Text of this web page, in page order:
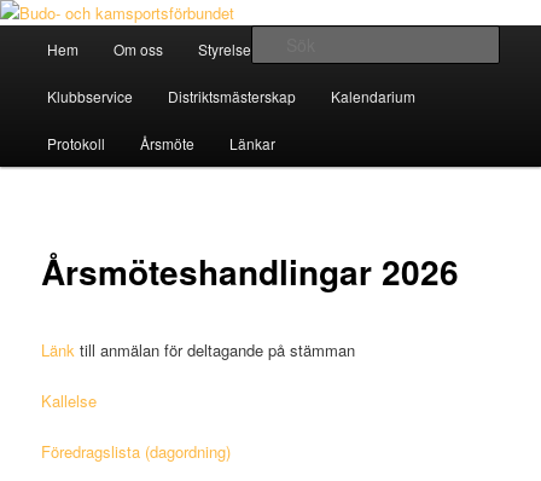
Hoppa
innehållBudo- och kamsportsförbundet
Östra Distriktet
Hem Om oss Styrelse
Klubbservice Distriktsmästerskap Kalendarium
Protokoll Årsmöte Länkar
Årsmöteshandlingar 2026
Länktillanmälan för deltagande på stämman
Kallelse
Föredragslista (dagordning)